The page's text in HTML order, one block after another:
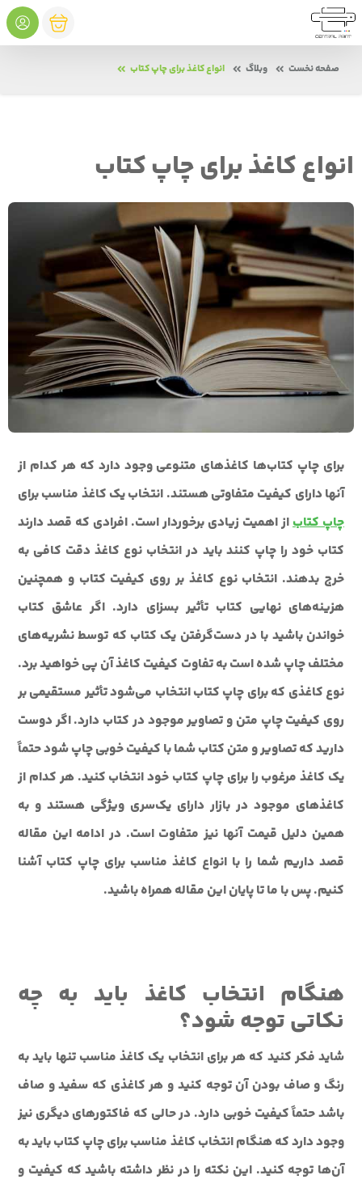
صفحه نخست وبلاگ انواع کاغذ برای چاپ کتاب
انواع کاغذ برای چاپ کتاب
برای چاپ کتاب‌ها کاغذهای متنوعی وجود دارد که هر کدام از
آنها دارای کیفیت متفاوتی هستند. انتخاب یک کاغذ مناسب برای
چاپ کتاباز اهمیت زیادی برخوردار است. افرادی که قصد دارند
کتاب خود را چاپ کنند باید در انتخاب نوع کاغذ دقت کافی به
خرج بدهند. انتخاب نوع کاغذ بر روی کیفیت کتاب و همچنین
هزینه‌های نهایی کتاب تأثیر بسزای دارد. اگر عاشق کتاب
خواندن باشید با در دست‌گرفتن یک کتاب که توسط نشریه‌های
مختلف چاپ شده است به تفاوت کیفیت کاغذ آن پی خواهید برد.
نوع کاغذی که برای چاپ کتاب انتخاب می‌شود تأثیر مستقیمی بر
روی کیفیت چاپ متن و تصاویر موجود در کتاب دارد. اگر دوست
دارید که تصاویر و متن کتاب شما با کیفیت خوبی چاپ شود حتماً
یک کاغذ مرغوب را برای چاپ کتاب خود انتخاب کنید. هر کدام از
کاغذهای موجود در بازار دارای یک‌سری ویژگی هستند و به
همین دلیل قیمت آنها نیز متفاوت است. در ادامه این مقاله
قصد داریم شما را با انواع کاغذ مناسب برای چاپ کتاب آشنا
کنیم. پس با ما تا پایان این مقاله همراه باشید.
هنگام انتخاب کاغذ باید به چه
نکاتی توجه شود؟
شاید فکر کنید که هر برای انتخاب یک کاغذ مناسب تنها باید به
رنگ و صاف بودن آن توجه کنید و هر کاغذی که سفید و صاف
باشد حتماً کیفیت خوبی دارد. در حالی که فاکتورهای دیگری نیز
وجود دارد که هنگام انتخاب کاغذ مناسب برای چاپ کتاب باید به
آن‌ها توجه کنید. این نکته را در نظر داشته باشید که کیفیت و